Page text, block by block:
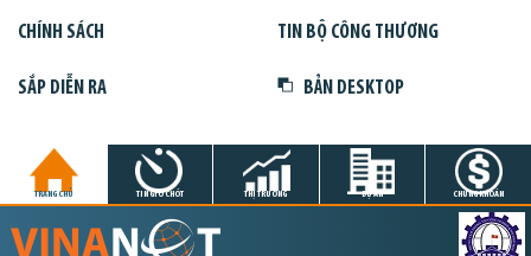
CHÍNH SÁCH TIN BỘ CÔNG THƯƠNG
SẮP DIỄN RA BẢN DESKTOP
TRANG CHỦ TIN GIỜ CHÓT THỊ TRƯỜNG DỰ ÁN CHỨNG KHOÁN